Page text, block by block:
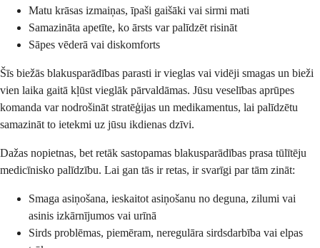
Matu krāsas izmaiņas, īpaši gaišāki vai sirmi mati
Samazināta apetīte, ko ārsts var palīdzēt risināt
Sāpes vēderā vai diskomforts
Šīs biežās blakusparādības parasti ir vieglas vai vidēji smagas un bieži
vien laika gaitā kļūst vieglāk pārvaldāmas. Jūsu veselības aprūpes
komanda var nodrošināt stratēģijas un medikamentus, lai palīdzētu
samazināt to ietekmi uz jūsu ikdienas dzīvi.
Dažas nopietnas, bet retāk sastopamas blakusparādības prasa tūlītēju
medicīnisko palīdzību. Lai gan tās ir retas, ir svarīgi par tām zināt:
Smaga asiņošana, ieskaitot asiņošanu no deguna, zilumi vai
asinis izkārnījumos vai urīnā
Sirds problēmas, piemēram, neregulāra sirdsdarbība vai elpas